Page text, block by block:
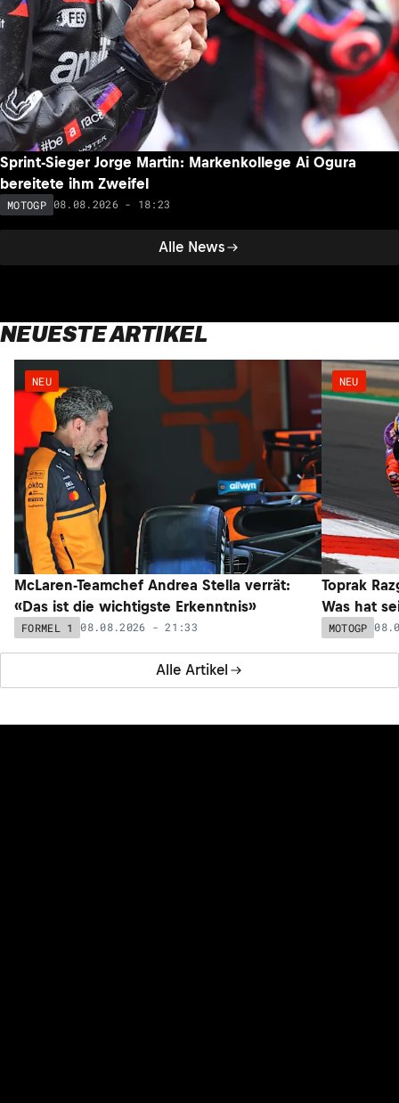
Alle News
Sprint-Sieger Jorge Martin: Markenkollege Ai Ogura
bereitete ihm Zweifel
MOTOGP 08.08.2026 - 18:23
NEUESTE ARTIKEL
Alle Artikel
NEU
McLaren-Teamchef Andrea Stella verrät:
«Das ist die wichtigste Erkenntnis»
FORMEL 1 08.08.2026 - 21:33
NEU
Toprak
Was hat
MOTOGP